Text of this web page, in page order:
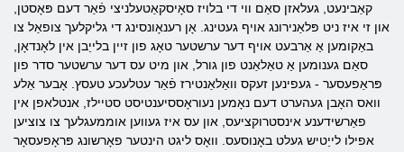
קאַבינעט, געלאזן סאַם ווי די בלויז סאָיסקאַטעלניצי פֿאַר דעם פּאָסטן,
און זי איז ניט פּלאַנירונג אויף געטינג. אָן רענאָונסינג די גליקלעך צופאַל צו
באַקומען אַ אַרבעט אויף דער ערשטער טאָג פון זיין בלייַבן אין לאָנדאָן,
סאַם גענומען אַ טאַלאַנט פון גורל, און מיט עס דער ערשטער סדר פון
פּראַפעסער - געפינען זעקס וואַלאַנטירז פֿאַר עטלעכע טעסץ. אָבער אַלע
וואס האָבן געהערט דעם נאָמען נעוראָססיענטיסט סטיילז, אנטלאפן אין
פאַרשידענע אינסטרוקציעס, און עס איז געווען אוממעגלעך צו צוציען
אפילו לייַטיש געלט באָנוסעס. וואָס ליגט הינטער פאָרשונג פּראָפעסאָר